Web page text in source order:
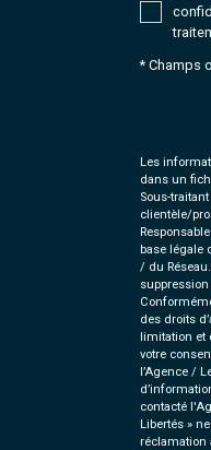
* Champs
Les
dans un
Sous-
clientèle/
base légale
/ du
suppression
des droits
limitation et
votre
l’Agence /
contacté
Libertés »
réclamation